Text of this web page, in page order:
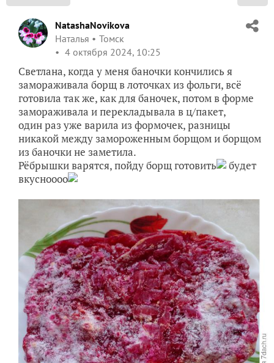
NatashaNovikova
Наталья
Томск
4 октября 2024, 10:25
Светлана, когда у меня баночки кончились я
замораживала борщ в лоточках из фольги, всё
готовила так же, как для баночек, потом в форме
замораживала и перекладывала в ц/пакет,
один раз уже варила из формочек, разницы
никакой между замороженным борщом и борщом
из баночки не заметила.
Рёбрышки варятся, пойду борщ готовить
будет
вкусноооо